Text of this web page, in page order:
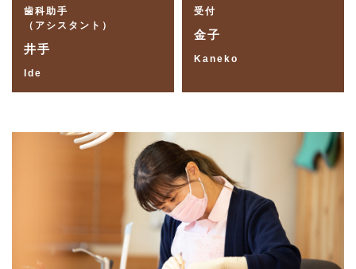
歯科助手
（アシスタント）
井手
Ide
受付
金子
Kaneko